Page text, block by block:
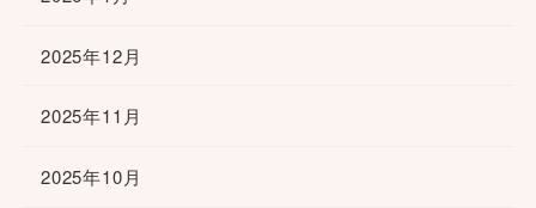
2025年12月
2025年11月
2025年10月